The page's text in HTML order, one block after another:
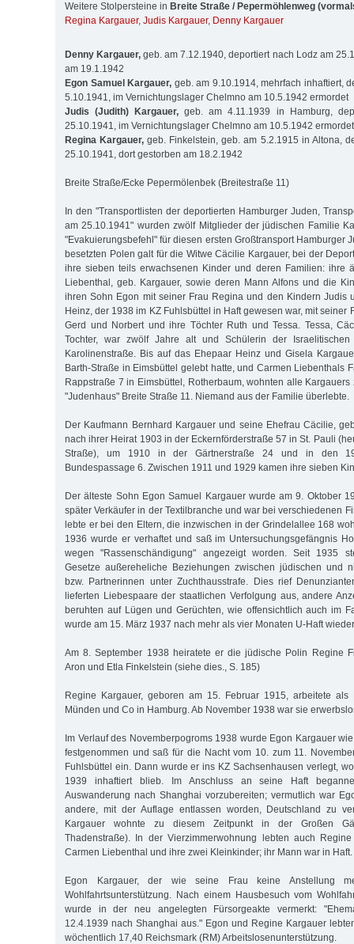
Weitere Stolpersteine in Breite Straße / Pepermöhlenweg
Regina Kargauer, Judis Kargauer, Denny Kargauer
Denny Kargauer, geb. am 7.12.1940, deportiert nach Lodz am
am 19.1.1942
Egon Samuel Kargauer, geb. am 9.10.1914, mehrfach inhaftiert,
5.10.1941, im Vernichtungslager Chelmno am 10.5.1942 ermordet
Judis (Judith) Kargauer, geb. am 4.11.1939 in Hamburg,
25.10.1941, im Vernichtungslager Chelmno am 10.5.1942 ermordet
Regina Kargauer, geb. Finkelstein, geb. am 5.2.1915 in Altona,
25.10.1941, dort gestorben am 18.2.1942
Breite Straße/Ecke Pepermölenbek (Breitestraße 11)
In den "Transportlisten der deportierten Hamburger Juden,
am 25.10.1941" wurden zwölf Mitglieder der jüdischen Familie
"Evakuierungsbefehl" für diesen ersten Großtransport Hamburger
besetzten Polen galt für die Witwe Cäcilie Kargauer, bei der
ihre sieben teils erwachsenen Kinder und deren Familien: ihre
Liebenthal, geb. Kargauer, sowie deren Mann Alfons und die
ihren Sohn Egon mit seiner Frau Regina und den Kindern Judis
Heinz, der 1938 im KZ Fuhlsbüttel in Haft gewesen war, mit seiner
Gerd und Norbert und ihre Töchter Ruth und Tessa. Tessa,
Tochter, war zwölf Jahre alt und Schülerin der
Karolinenstraße. Bis auf das Ehepaar Heinz und Gisela
Barth-Straße in Eimsbüttel gelebt hatte, und Carmen Liebenthals
Rappstraße 7 in Eimsbüttel, Rotherbaum, wohnten alle Kargauers
"Judenhaus" Breite Straße 11. Niemand aus der Familie überlebte.
Der Kaufmann Bernhard Kargauer und seine Ehefrau Cäcilie,
nach ihrer Heirat 1903 in der Eckernförderstraße 57 in St. Pauli
Straße), um 1910 in der Gärtnerstraße 24 und in den
Bundespassage 6. Zwischen 1911 und 1929 kamen ihre sieben
Der älteste Sohn Egon Samuel Kargauer wurde am 9. Oktober
später Verkäufer in der Textilbranche und war bei verschiedenen
lebte er bei den Eltern, die inzwischen in der Grindelallee 168
1936 wurde er verhaftet und saß im Untersuchungsgefängnis
wegen "Rassenschändigung" angezeigt worden. Seit 1935
Gesetze außereheliche Beziehungen zwischen jüdischen und
bzw. Partnerinnen unter Zuchthausstrafe. Dies rief
lieferten Liebespaare der staatlichen Verfolgung aus, andere
beruhten auf Lügen und Gerüchten, wie offensichtlich auch im
wurde am 15. März 1937 nach mehr als vier Monaten U-Haft
Am 8. September 1938 heiratete er die jüdische Polin Regine
Aron und Etla Finkelstein (siehe dies., S. 185)
Regine Kargauer, geboren am 15. Februar 1915, arbeitete als
Münden und Co in Hamburg. Ab November 1938 war sie
Im Verlauf des Novemberpogroms 1938 wurde Egon Kargauer
festgenommen und saß für die Nacht vom 10. zum 11.
Fuhlsbüttel ein. Dann wurde er ins KZ Sachsenhausen verlegt,
1939 inhaftiert blieb. Im Anschluss an seine Haft
Auswanderung nach Shanghai vorzubereiten; vermutlich war
andere, mit der Auflage entlassen worden, Deutschland zu
Kargauer wohnte zu diesem Zeitpunkt in der Großen
Thadenstraße). In der Vierzimmerwohnung lebten auch
Carmen Liebenthal und ihre zwei Kleinkinder; ihr Mann war in Haft.
Egon Kargauer, der wie seine Frau keine Anstellung
Wohlfahrtsunterstützung. Nach einem Hausbesuch vom
wurde in der neu angelegten Fürsorgeakte vermerkt:
12.4.1939 nach Shanghai aus." Egon und Regine Kargauer
wöchentlich 17,40 Reichsmark (RM) Arbeitslosenunterstützung.